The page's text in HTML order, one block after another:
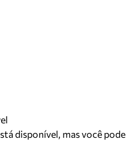
disponível, mas você pode